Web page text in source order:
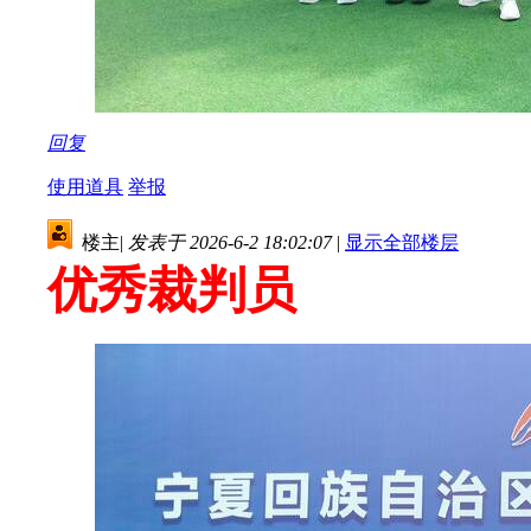
回复
使用道具 举报
楼主| 发表于 2026-6-2 18:02:07 | 显示全部楼层
优秀裁判员